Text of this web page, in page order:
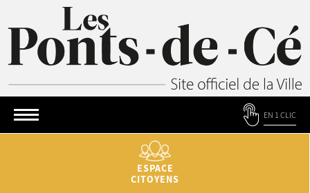
EN 1 CLIC
ESPACE
CITOYENS